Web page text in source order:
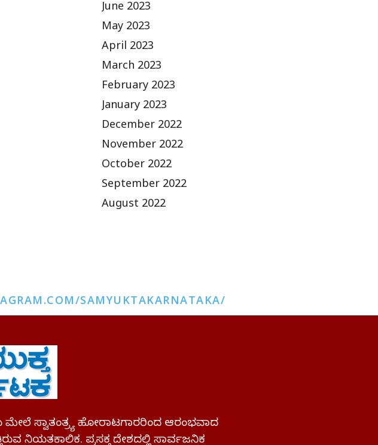
June 2023
May 2023
April 2023
March 2023
February 2023
January 2023
December 2022
November 2022
October 2022
September 2022
August 2022
SAMYUKTAKARNATAKA/
ಸ್ವಾತಂತ್ರ್ಯ ಹೋರಾಟಗಾರರಿಂದ ಆರಂಭವಾದ
ನಿಯತಕಾಲಿಕ. ಪ್ರಸಕ್ತ ದೇಶದಲ್ಲಿ ಸಾರ್ವಜನಿಕ